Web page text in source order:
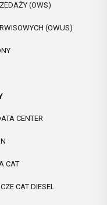
(OWS)
(OWUS)
CENTER
CAT
CAT DIESEL